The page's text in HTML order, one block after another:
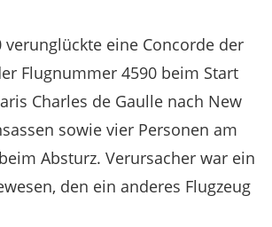
verunglückte eine Concorde der
Flugnummer 4590 beim Start
Charles de Gaulle nach New
sowie vier Personen am
Absturz. Verursacher war ein
den ein anderes Flugzeug